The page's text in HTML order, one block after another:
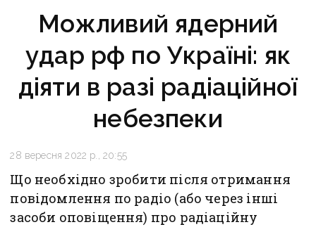
Можливий ядерний
удар рф по Україні: як
діяти в разі радіаційної
небезпеки
28 вересня 2022 р., 20:55
Що необхідно зробити після отримання
повідомлення по радіо (або через інші
засоби оповіщення) про радіаційну